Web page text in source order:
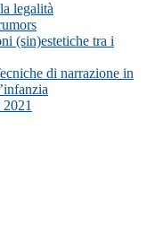
legalità
(sin)estetiche tra i
di narrazione in